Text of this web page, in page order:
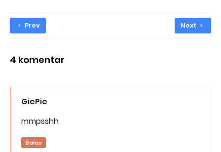
Prev Next
4 komentar
GiePie
mmpsshh
Balas